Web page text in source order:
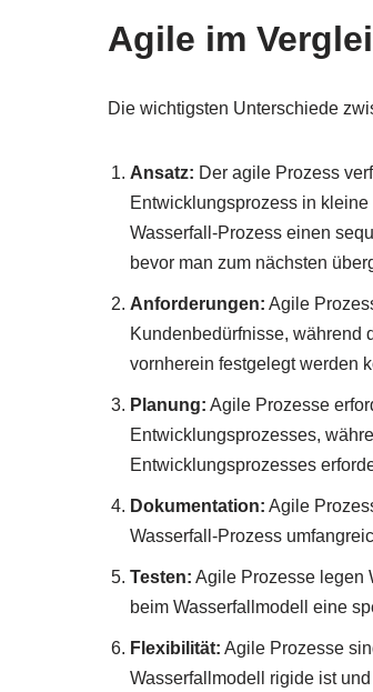
Agile im
Die wichtigsten Unterschiede
Ansatz: Der agile Prozess
Entwicklungsprozess in
Wasserfall-Prozess einen
bevor man zum nächsten
Anforderungen: Agile
Kundenbedürfnisse, während
vornherein festgelegt werden
Planung: Agile Prozesse
Entwicklungsprozesses,
Entwicklungsprozesses
Dokumentation: Agile
Wasserfall-Prozess
Testen: Agile Prozesse legen
beim Wasserfallmodell eine
Flexibilität: Agile Prozesse
Wasserfallmodell rigide ist